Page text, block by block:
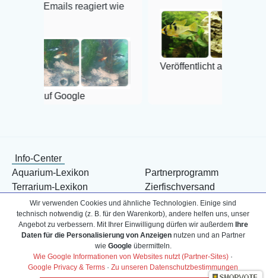
reagiert wie
Veröffentlicht auf Google
Info-Center
Aquarium-Lexikon
Terrarium-Lexikon
Bestell-Hilfe
Bonuspunkte
Über uns
Zahlarten
Blog
Partnerprogramm
Zierfischversand
Meerwasser Shop
Züchter-Ankauf
Content anbieten
Kontaktformular
Influencer
Abholung
Wir verwenden Cookies und ähnliche Technologien. Einige sind
technisch notwendig (z. B. für den Warenkorb), andere helfen uns, unser
Angebot zu verbessern. Mit Ihrer Einwilligung dürfen wir außerdem Ihre
Daten für die Personalisierung von Anzeigennutzen und an Partner
wie Googleübermitteln.
Wie Google Informationen von Websites nutzt (Partner-Sites) ·
Google Privacy & Terms · Zu unseren Datenschutzbestimmungen